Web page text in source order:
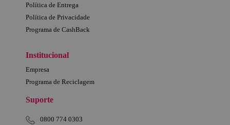
Política de Entrega
Política de Privacidade
Programa de CashBack
Institucional
Empresa
Programa de Reciclagem
Suporte
0800 774 0303